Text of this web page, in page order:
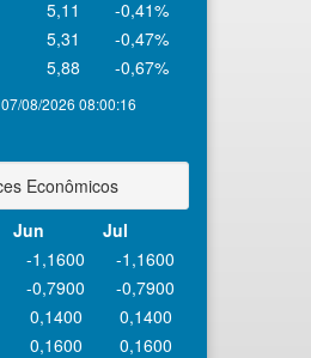
08/2026 08:00:16
5,11
-0,41%
5,31
-0,47%
5,88 -0,67%
Econômicos
Jun
Jul
-1,1600
-1,1600
-0,7900
-0,7900
0,1400
0,1400
0,1600
0,1600